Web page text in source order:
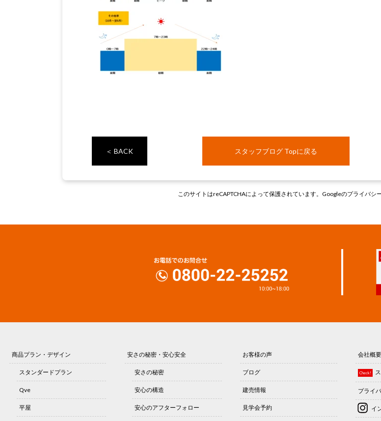
＜ BACK スタッフブログ Topに戻る
このサイトはreCAPTCHAによって保護されています。Googleのプライバシ
商品プラン・デザイン
スタンダードプラン
Qve
平屋
安さの秘密・安心安全
安さの秘密
安心の構造
安心のアフターフォロー
お客様の声
ブログ
建売情報
見学会予約
会社概要
Check!
プライ
イ